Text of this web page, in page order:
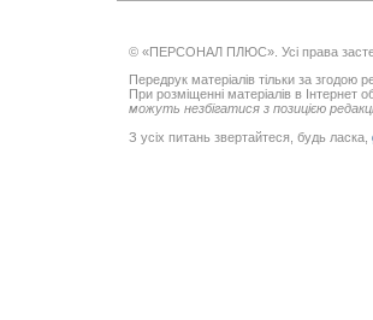
© «ПЕРСОНАЛ ПЛЮС». Усі права
Передрук матеріалів тільки за згодою
При розміщенні матеріалів в Інтернет
можуть незбігатися з позицією
З усіх питань звертайтеся, будь ласка,